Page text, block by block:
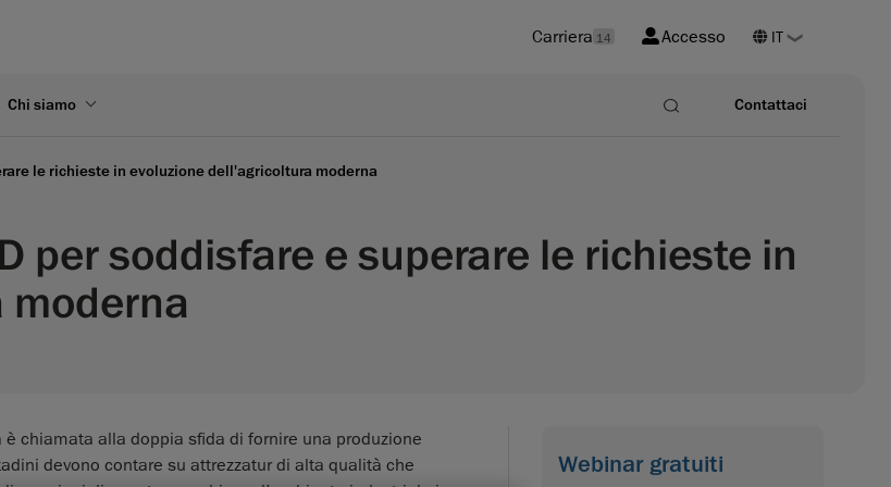
Carriera 14 Accesso
Chi siamo Contattaci
le richieste in evoluzione dell'agricoltura moderna
per soddisfare e superare le richieste in
chiamata alla doppia sfida di fornire una produzione
devono contare su attrezzatur di alta qualità che
Webinar gratuiti